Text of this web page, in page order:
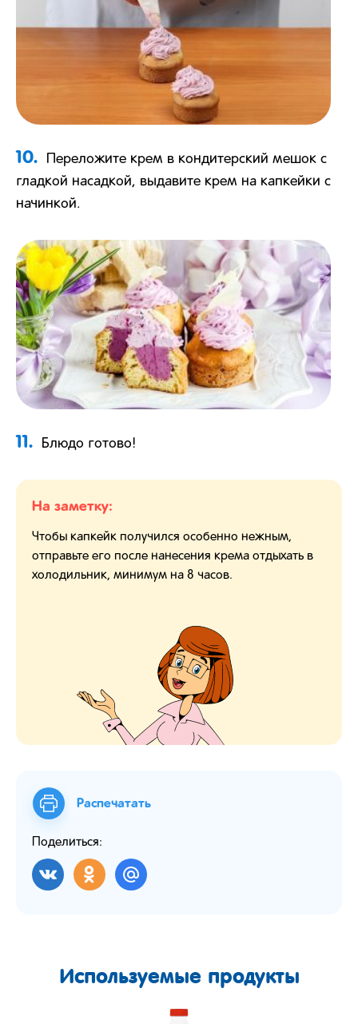
10.
Переложите крем в кондитерский мешок с
гладкой насадкой, выдавите крем на капкейки с
начинкой.
11. Блюдо готово!
На заметку:
Чтобы капкейк получился особенно нежным,
отправьте его после нанесения крема отдыхать в
холодильник, минимум на 8 часов.
Распечатать
Поделиться:
Используемые продукты